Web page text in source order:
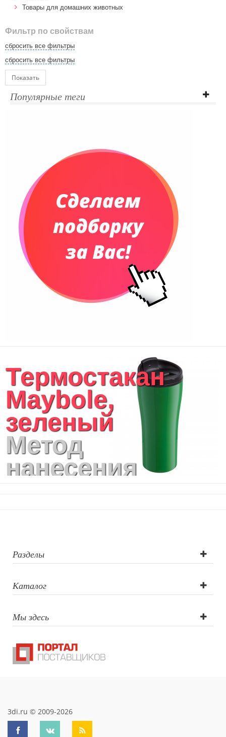
Товары для домашних животных
Фильтр по свойствам
сбросить все фильтры
сбросить все фильтры
Показать
Популярные теги
Термостакан
Maybole,
зеленый
Метод
нанесения
Разделы
Каталог
Мы здесь
3di.ru © 2009-2026